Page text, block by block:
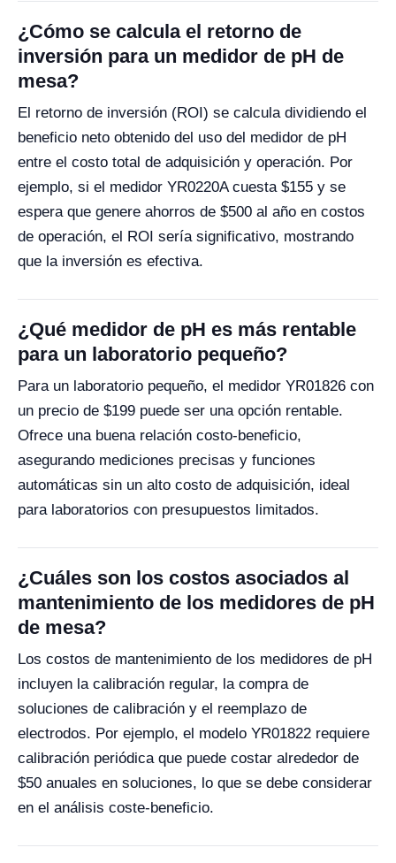
¿Cómo se calcula el retorno de
inversión para un medidor de pH de
mesa?
El retorno de inversión (ROI) se calcula dividiendo el
beneficio neto obtenido del uso del medidor de pH
entre el costo total de adquisición y operación. Por
ejemplo, si el medidor YR0220A cuesta $155 y se
espera que genere ahorros de $500 al año en costos
de operación, el ROI sería significativo, mostrando
que la inversión es efectiva.
¿Qué medidor de pH es más rentable
para un laboratorio pequeño?
Para un laboratorio pequeño, el medidor YR01826 con
un precio de $199 puede ser una opción rentable.
Ofrece una buena relación costo-beneficio,
asegurando mediciones precisas y funciones
automáticas sin un alto costo de adquisición, ideal
para laboratorios con presupuestos limitados.
¿Cuáles son los costos asociados al
mantenimiento de los medidores de pH
de mesa?
Los costos de mantenimiento de los medidores de pH
incluyen la calibración regular, la compra de
soluciones de calibración y el reemplazo de
electrodos. Por ejemplo, el modelo YR01822 requiere
calibración periódica que puede costar alrededor de
$50 anuales en soluciones, lo que se debe considerar
en el análisis coste-beneficio.